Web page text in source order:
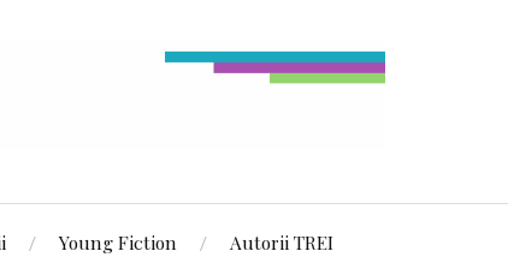
Young Fiction Autorii TREI